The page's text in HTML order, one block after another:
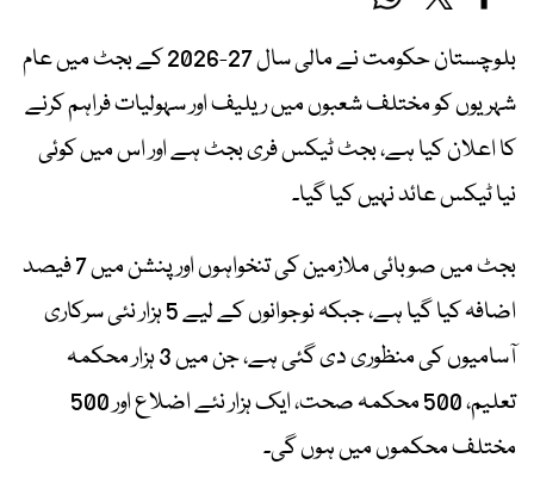
بلوچستان حکومت نے مالی سال 27-2026 کے بجٹ میں عام
شہریوں کو مختلف شعبوں میں ریلیف اور سہولیات فراہم کرنے
کا اعلان کیا ہے، بجٹ ٹیکس فری بجٹ ہے اور اس میں کوئی
نیا ٹیکس عائد نہیں کیا گیا۔
بجٹ میں صوبائی ملازمین کی تنخواہوں اور پنشن میں 7 فیصد
اضافہ کیا گیا ہے، جبکہ نوجوانوں کے لیے 5 ہزار نئی سرکاری
آسامیوں کی منظوری دی گئی ہے، جن میں 3 ہزار محکمہ
تعلیم، 500 محکمہ صحت، ایک ہزار نئے اضلاع اور 500
مختلف محکموں میں ہوں گی۔